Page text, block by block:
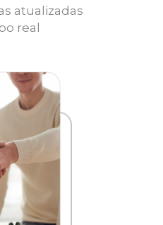
atualizadas
real